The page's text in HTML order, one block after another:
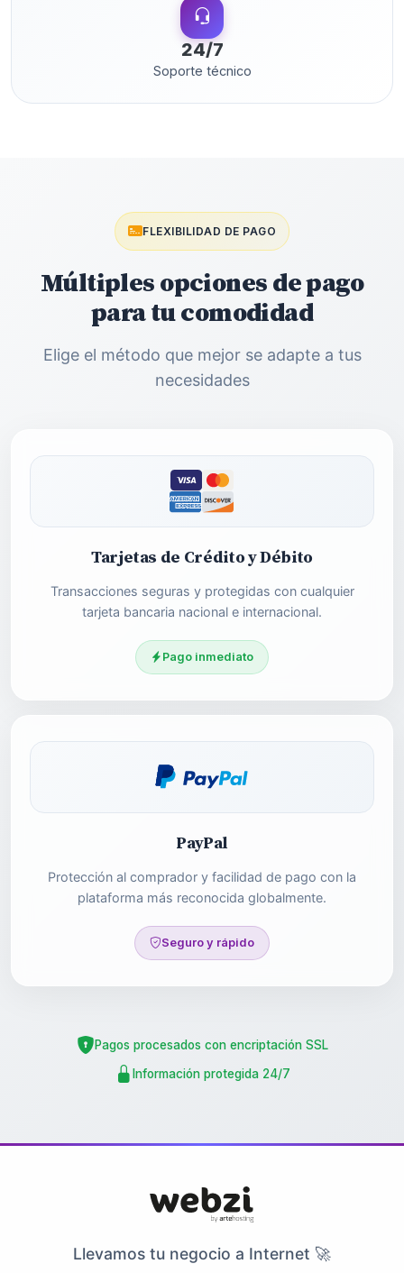
24/7
Soporte técnico
FLEXIBILIDAD DE PAGO
Múltiples opciones de pago
para tu comodidad
Elige el método que mejor se adapte a tus
necesidades
Tarjetas de Crédito y Débito
Transacciones seguras y protegidas con cualquier
tarjeta bancaria nacional e internacional.
Pago inmediato
PayPal
Protección al comprador y facilidad de pago con la
plataforma más reconocida globalmente.
Seguro y rápido
Pagos procesados con encriptación SSL
Información protegida 24/7
Llevamos tu negocio a Internet 🚀